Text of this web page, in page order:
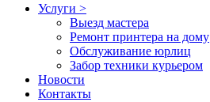
Услуги >
Выезд мастера
Ремонт принтера на дому
Обслуживание юрлиц
Забор техники курьером
Новости
Контакты